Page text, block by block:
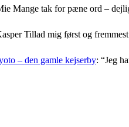
Mange tak for pæne ord –
Tillad mig først og
– den gamle kejserby: “Jeg